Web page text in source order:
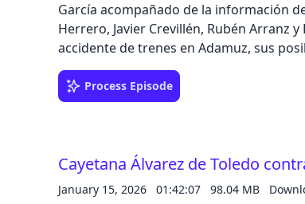
García acompañado de la información
Herrero, Javier Crevillén, Rubén Arranz
accidente de trenes en Adamuz, sus
mediática. Escucha el episodio
catálogo de iVoox Originals
Process Episode
Cayetana Álvarez de Toledo
January 15, 2026 01:42:07 98.04 MB